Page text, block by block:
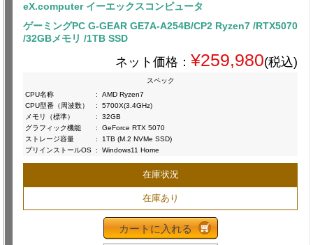
eX.computer イーエックスコンピュータ
ゲーミングPC G-GEAR GE7A-A254B/CP2 Ryzen7 /RTX5070
/32GBメモリ /1TB SSD
ネット価格： ¥259,980(税込)
スペック
CPU名称
:
AMD Ryzen7
CPU型番（周波数）
:
5700X(3.4GHz)
メモリ（標準）
:
32GB
グラフィック機能
:
GeForce RTX 5070
ストレージ容量
:
1TB (M.2 NVMe SSD)
プリインストールOS : Windows11 Home
在庫状況
在庫あり
カートに入れる